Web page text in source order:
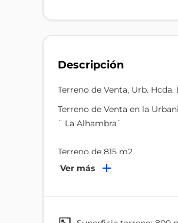
Descripción
Terreno de Venta, Urb. Hcda.
Terreno de Venta en la
¨ La Alhambra¨
Terreno de 815 m2
Guardianía Permanente
Ver más